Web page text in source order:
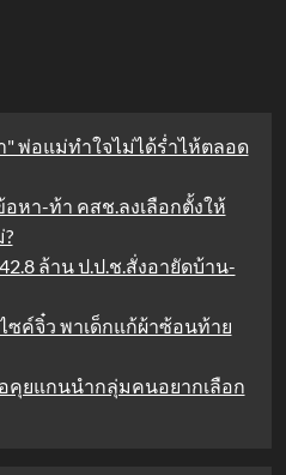
" พ่อแม่ทำใจไม่ได้ร่ำไห้ตลอด
หา-ท้า คสช.ลงเลือกตั้งให้
ล้าน ป.ป.ช.สั่งอายัดบ้าน-
ซค์จิ๋ว พาเด็กแก้ผ้าซ้อนท้าย
คุยแกนนำกลุ่มคนอยากเลือก